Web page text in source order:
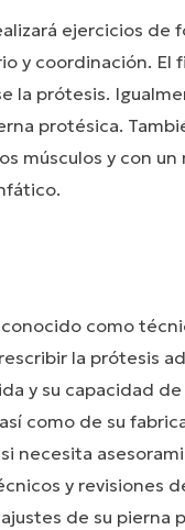
ejercicios de
y coordinación. El
la prótesis.
protésica.
músculos y con un
como
la prótesis
y su capacidad
como de su
necesita
y revisiones
de su pierna